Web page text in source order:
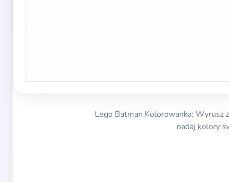
Lego Batman Kolorowanka: Wyrusz
nadaj kolory